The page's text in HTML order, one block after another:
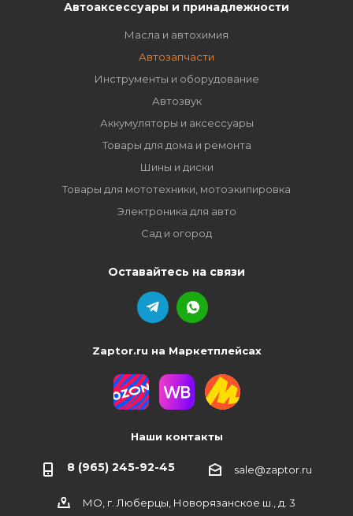
Автоаксессуары и принадлежности
Масла и автохимия
Автозапчасти
Инструменты и оборудование
Автозвук
Аккумуляторы и аксессуары
Товары для дома и ремонта
Шины и диски
Товары для мототехники, мотоэкипировка
Электроника для авто
Сад и огород
Оставайтесь на связи
Zaptor.ru на Маркетплейсах
Наши контакты
8 (965) 245-92-45 sale@zaptor.ru
МО, г. Люберцы, Новорязанское ш., д. 3